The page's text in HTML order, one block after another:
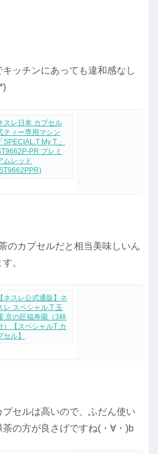
ッチンにあっても違和感なし
スレ日本 カプセル
ティー専用マシン
「SPECIAL.T My T.」
PR プレミ
ムレッド
のカプセルだと相当美味しいん
。
【ネスレ公式通販】ネ
レ スペシャル.T 玉
京の匠福寿園（3杯
）【スペシャルT カ
セル】
セルは高いので、ふだん使い
の方が良さげですね(・∀・)b